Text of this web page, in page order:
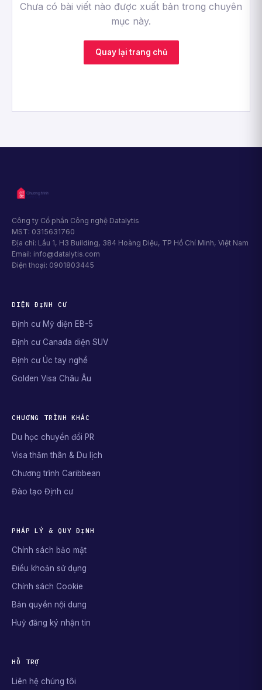
Chưa có bài viết nào được xuất bản trong chuyên
mục này.
Quay lại trang chủ
Công ty Cổ phần Công nghệ Datalytis
MST: 0315631760
Địa chỉ: Lầu 1, H3 Building, 384 Hoàng Diệu, TP Hồ Chí Minh, Việt Nam
Email: info@datalytis.com
Điện thoại: 0901803445
DIỆN ĐỊNH CƯ
Định cư Mỹ diện EB-5
Định cư Canada diện SUV
Định cư Úc tay nghề
Golden Visa Châu Âu
CHƯƠNG TRÌNH KHÁC
Du học chuyển đổi PR
Visa thăm thân & Du lịch
Chương trình Caribbean
Đào tạo Định cư
PHÁP LÝ & QUY ĐỊNH
Chính sách bảo mật
Điều khoản sử dụng
Chính sách Cookie
Bản quyền nội dung
Huỷ đăng ký nhận tin
HỖ TRỢ
Liên hệ chúng tôi